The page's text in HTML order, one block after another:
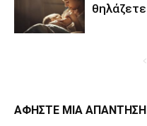
θηλάζετε
ΑΦΗΣΤΕ ΜΙΑ ΑΠΑΝΤΗΣΗ